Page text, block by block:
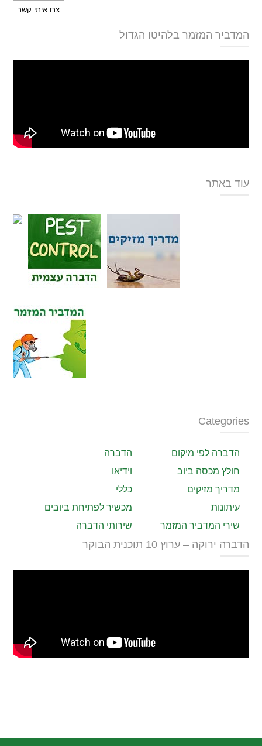
המדביר המזמר בלהיטו הגדול
עוד באתר
Categories
הדברה
הדברה לפי מיקום
וידיאו
חולץ מכסה ביוב
כללי
מדריך מזיקים
מכשיר לפתיחת ביובים
עיתונות
שירותי הדברה
שירי המדביר המזמר
הדברה ירוקה – ערוץ 10 תוכנית הבוקר